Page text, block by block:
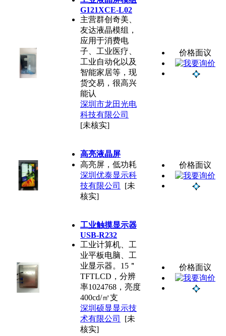
G121XCE-L02
主营群创奇美、
友达液晶模组，
应用于消费电
子、工业医疗、
工业自动化以及
智能家居等，现
货交易，很高兴
能认
深圳市龙田光电
科技有限公司
[未核实]
价格面议
高亮液晶屏
高亮屏，低功耗
深圳优泰显示科
技有限公司
[未
核实]
价格面议
工业触摸显示器
USB-R232
工业计算机、工
业平板电脑、工
业显示器。15＂
TFTLCD，分辨
率1024768，亮度
400cd/㎡支
深圳硕显显示技
术有限公司
[未
核实]
价格面议